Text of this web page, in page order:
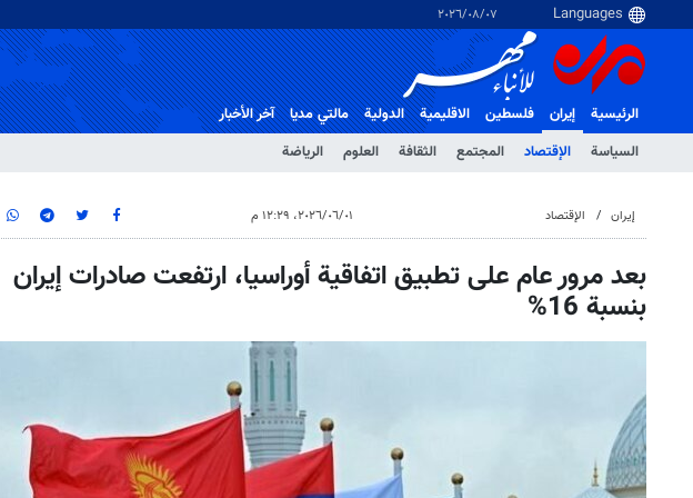
٠٧‏/٠٨‏/٢٠٢٦
الرئيسية
إيران
السياسة
الإقتصاد المجتمع الثقافة العلوم الرياضة
فلسطین الاقلیمیة الدولية مالتي مدیا آخر الأخبار
إيران الإقتصاد ٠١‏/٠٦‏/٢٠٢٦، ١٢:٢٩ م
بعد مرور عام على تطبيق اتفاقية أوراسيا، ارتفعت صادرات إيران
بنسبة 16%